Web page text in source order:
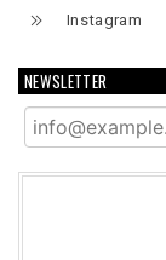
Instagram
NEWSLETTER